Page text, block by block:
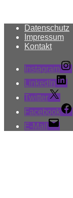
Datenschutz
Impressum
Kontakt
Instagram
LinkedIn
Twitter
Facebook
E-Mail